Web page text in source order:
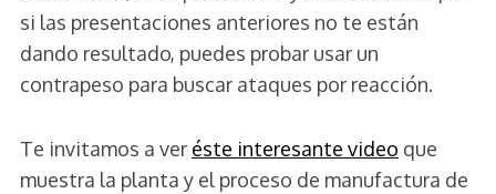
si las presentaciones anteriores no te están
dando resultado, puedes probar usar un
contrapeso para buscar ataques por reacción.
Te invitamos a ver éste interesante video que
muestra la planta y el proceso de manufactura de